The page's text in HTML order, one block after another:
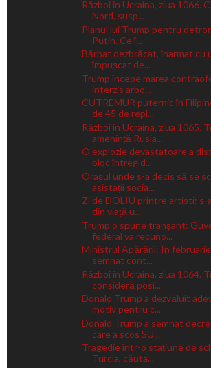
Război în Ucraina, ziua 1066.
Nord, susp...
Planul lui Trump pentru
Putin. Ce î...
Bărbat dezbrăcat, înarmat cu
împușcat de...
Trump începe marea
interzis arbo...
CUTREMUR puternic în
de 45 de repl...
Război în Ucraina, ziua 1065.
amenință Rusia...
O explozie devastatoare a
bloc întreg d...
Orașul unde s-a decis să se
asistații socia...
Zi de DOLIU printre artiști: s-
din viață u...
Trump o spune tranșant:
federal va recuno...
Ministrul Apărării: În
semnat cont...
Război în Ucraina, ziua 1064.
consideră posi...
Donald Trump a dezvăluit
motiv pentru c...
Donald Trump a semnat
care a scos SU...
Tragedie într-o stațiune de
Turcia, căuta...